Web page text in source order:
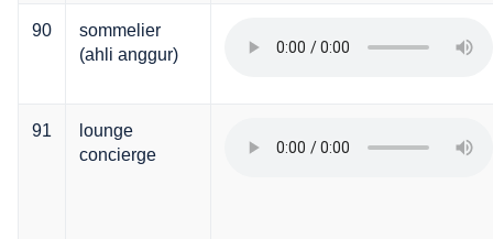
90
sommelier
(ahli anggur)
91
lounge
concierge